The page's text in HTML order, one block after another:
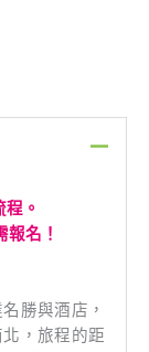
。
名！
勝與酒店，
，旅程的距